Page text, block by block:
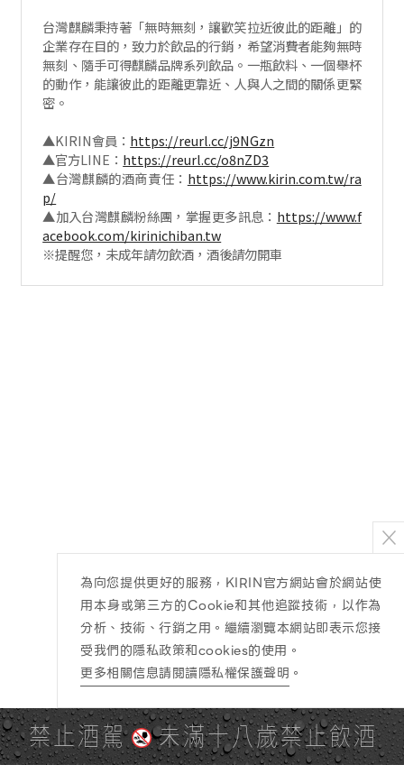
台灣麒麟秉持著「無時無刻，讓歡笑拉近彼此的距離」的
企業存在目的，致力於飲品的行銷，希望消費者能夠無時
無刻、隨手可得麒麟品牌系列飲品。一瓶飲料、一個舉杯
的動作，能讓彼此的距離更靠近、人與人之間的關係更緊
密。
▲KIRIN會員： https://reurl.cc/j9NGzn
▲官方LINE： https://reurl.cc/o8nZD3
▲台灣麒麟的酒商責任： https://www.kirin.com.tw/ra
p/
▲加入台灣麒麟粉絲團，掌握更多訊息： https://www.f
acebook.com/kirinichiban.tw
※提醒您，未成年請勿飲酒，酒後請勿開車
禁止酒駕 未滿十八歲禁止飲酒
為向您提供更好的服務，KIRIN官方網站會於網站使
用本身或第三方的Cookie和其他追蹤技術，以作為
分析、技術、行銷之用。繼續瀏覽本網站即表示您接
受我們的隱私政策和cookies的使用。
更多相關信息請閱讀隱私權保護聲明 。
PAGE TOP